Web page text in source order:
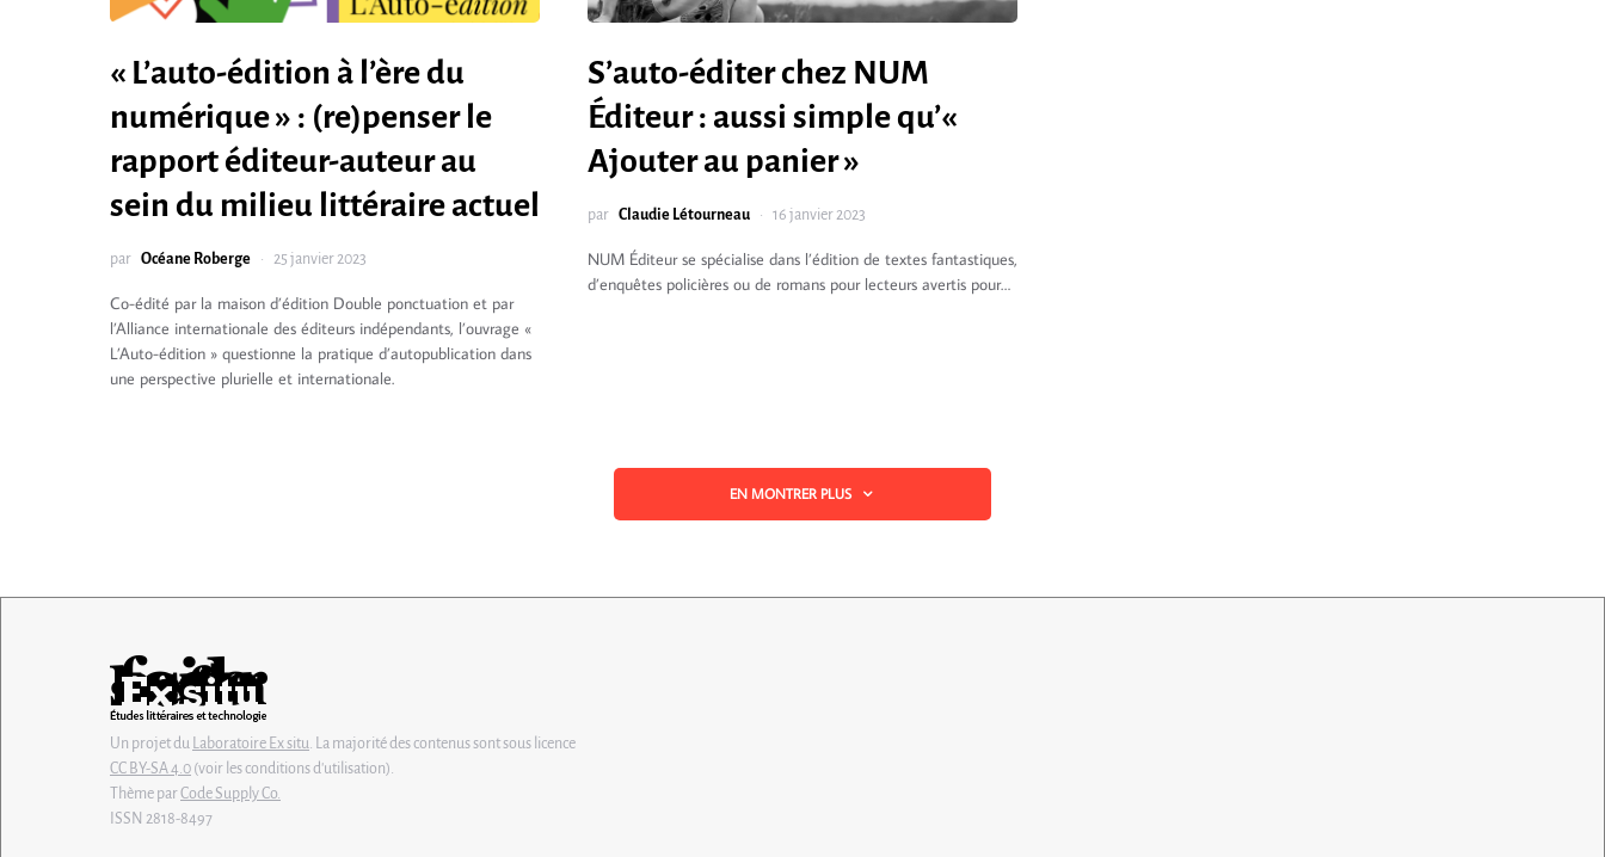
« L’auto-édition à l’ère du
numérique » : (re)penser le
rapport éditeur-auteur au
sein du milieu littéraire actuel
par Océane Roberge 25 janvier 2023
Co-édité par la maison d’édition Double ponctuation et par
l’Alliance internationale des éditeurs indépendants, l’ouvrage «
L’Auto-édition » questionne la pratique d’autopublication dans
une perspective plurielle et internationale.
S’auto-éditer chez NUM
Éditeur : aussi simple qu’«
Ajouter au panier »
par Claudie Létourneau 16 janvier 2023
NUM Éditeur se spécialise dans l’édition de textes fantastiques,
d’enquêtes policières ou de romans pour lecteurs avertis pour…
EN MONTRER PLUS
Un projet du Laboratoire Ex situ. La majorité des contenus sont sous licence
CC BY-SA 4.0 (voir les conditions d'utilisation).
Thème parCode Supply Co.
ISSN 2818-8497